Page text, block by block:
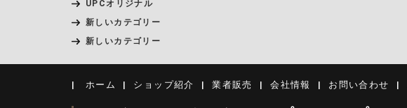
UPCオリジナル
新しいカテゴリー
新しいカテゴリー
ホーム ショップ紹介 業者販売 会社情報 お問い合わせ